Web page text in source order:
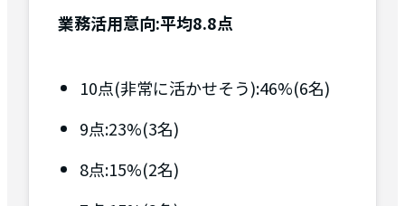
業務活用意向:平均8.8点
10点(非常に活かせそう):46%(6名)
9点:23%(3名)
8点:15%(2名)